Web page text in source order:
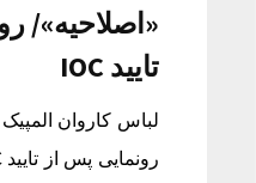
«اصلاحیه»/
تایید IOC
لباس کاروان